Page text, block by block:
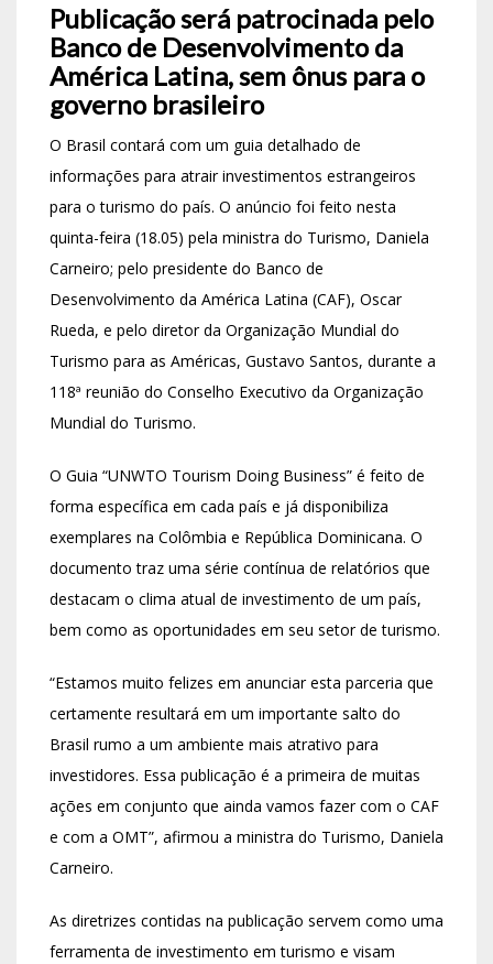
Publicação será patrocinada pelo
Banco de Desenvolvimento da
América Latina, sem ônus para o
governo brasileiro
O Brasil contará com um guia detalhado de
informações para atrair investimentos estrangeiros
para o turismo do país. O anúncio foi feito nesta
quinta-feira (18.05) pela ministra do Turismo, Daniela
Carneiro; pelo presidente do Banco de
Desenvolvimento da América Latina (CAF), Oscar
Rueda, e pelo diretor da Organização Mundial do
Turismo para as Américas, Gustavo Santos, durante a
118ª reunião do Conselho Executivo da Organização
Mundial do Turismo.
O Guia “UNWTO Tourism Doing Business” é feito de
forma específica em cada país e já disponibiliza
exemplares na Colômbia e República Dominicana. O
documento traz uma série contínua de relatórios que
destacam o clima atual de investimento de um país,
bem como as oportunidades em seu setor de turismo.
“Estamos muito felizes em anunciar esta parceria que
certamente resultará em um importante salto do
Brasil rumo a um ambiente mais atrativo para
investidores. Essa publicação é a primeira de muitas
ações em conjunto que ainda vamos fazer com o CAF
e com a OMT”, afirmou a ministra do Turismo, Daniela
Carneiro.
As diretrizes contidas na publicação servem como uma
ferramenta de investimento em turismo e visam